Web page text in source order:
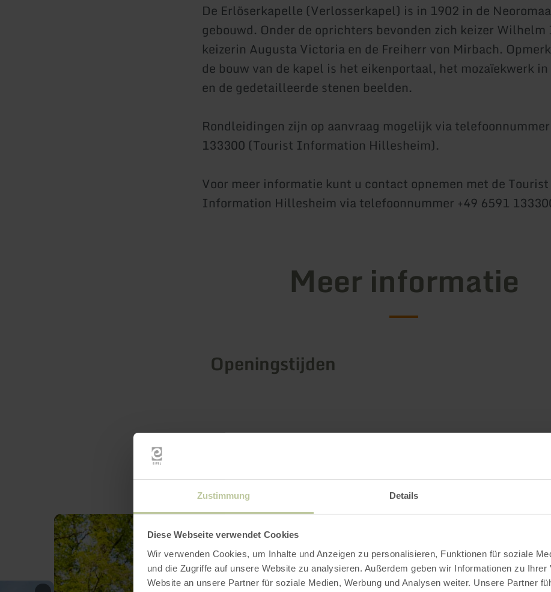
Zustimmung Details
Diese Webseite verwendet Cookies
Wir verwenden Cookies, um Inhalte und Anzeigen zu personalisieren, Funktionen für soziale
und die Zugriffe auf unsere Website zu analysieren. Außerdem geben wir Informationen zu Ihrer
Website an unsere Partner für soziale Medien, Werbung und Analysen weiter. Unsere Partner
De Erlöserkapelle (Verlosserkapel) is in 1902 in de
gebouwd. Onder de oprichters bevonden zich keizer
keizerin Augusta Victoria en de Freiherr von Mirbach.
de bouw van de kapel is het eikenportaal, het mozaïekwerk
en de gedetailleerde stenen beelden.
Rondleidingen zijn op aanvraag mogelijk via
133300 (Tourist Information Hillesheim).
Voor meer informatie kunt u contact opnemen met de Tourist
Information Hillesheim via telefoonnummer +49 6591
Meer informatie
Openingstijden